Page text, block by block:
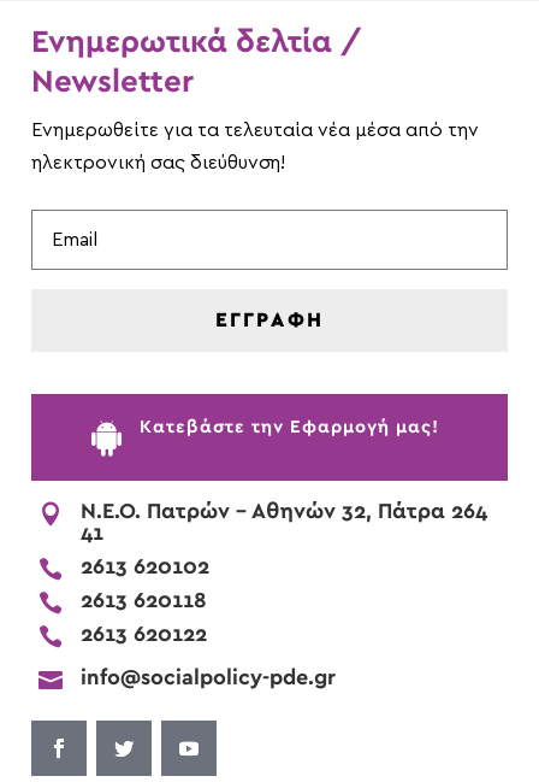
Ενημερωτικά δελτία /
Newsletter
Ενημερωθείτε για τα τελευταία νέα μέσα από την
ηλεκτρονική σας διεύθυνση!
ΕΓΓΡΑΦΗ
 Kατεβάστε την Εφαρμογή μας!

Ν.Ε.Ο. Πατρών - Αθηνών 32, Πάτρα 264
41
 2613 620102
 2613 620118
 2613 620122
 info@socialpolicy-pde.gr